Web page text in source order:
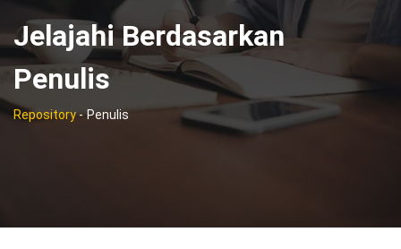
Jelajahi Berdasarkan
Penulis
Repository- Penulis